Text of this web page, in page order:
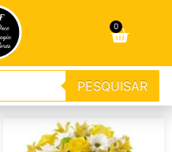
PESQUISAR
0
PESQUISAR